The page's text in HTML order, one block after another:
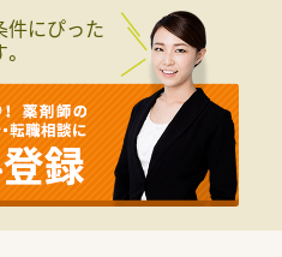
時間）」で年収が選択できる点が特
店舗数は840店舗程あります。
｢9時間勤務・8時間勤務｣のどちらか
合わせている為、ライフワークバラ
階から責任あるポジションに就く
薬局長 最短3～4年目でエリアマ
件にぴった